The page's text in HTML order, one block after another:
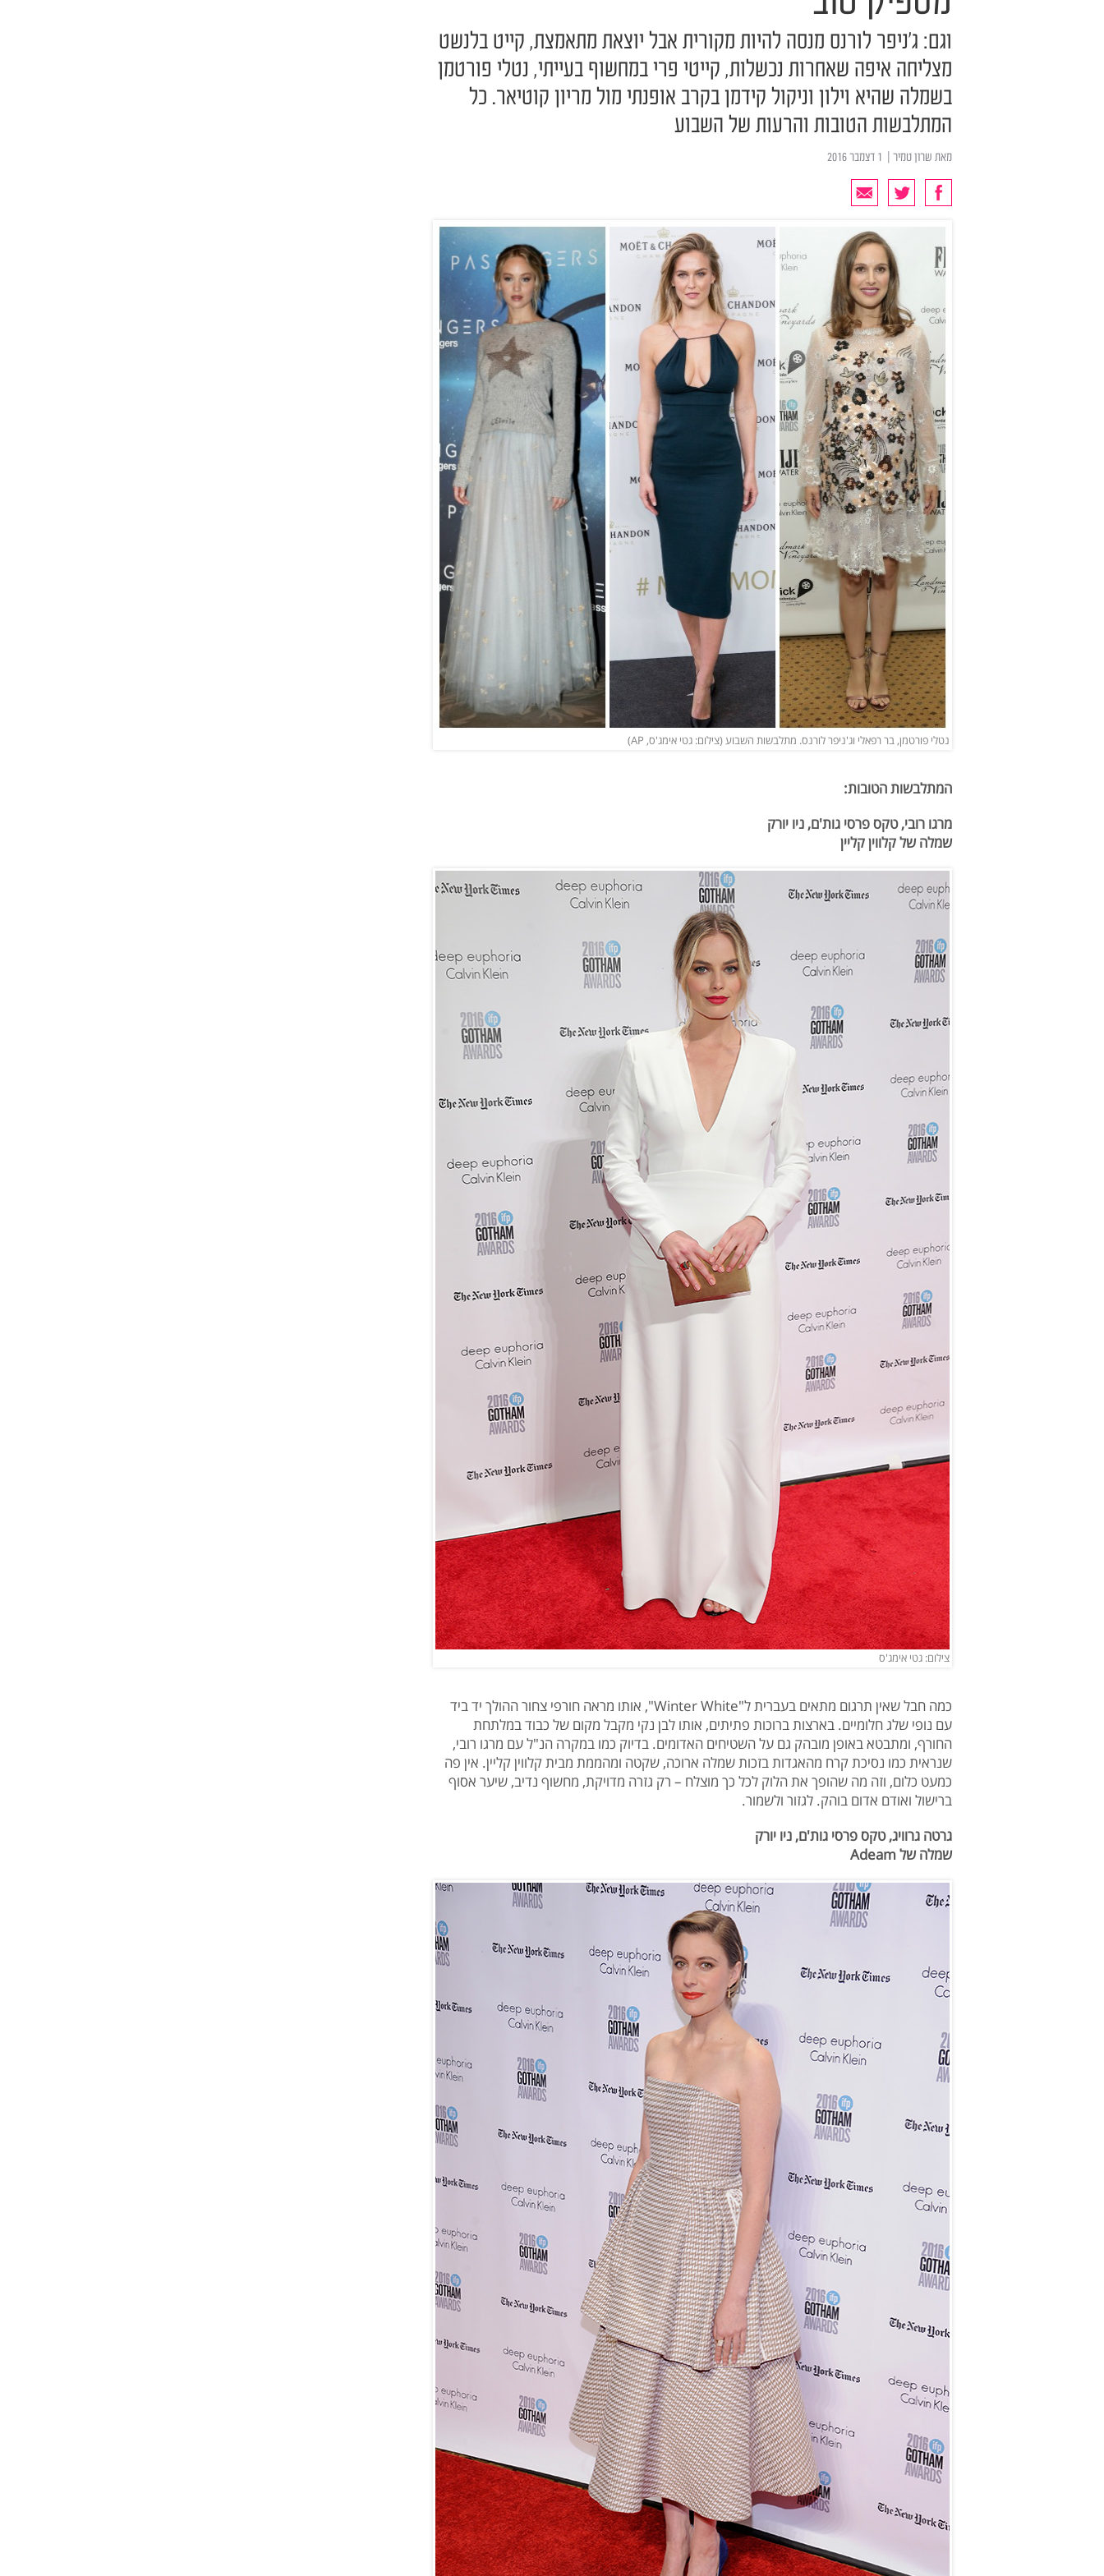
וגם: ג'ניפר לורנס מנסה להיות מקורית אבל יוצאת מתאמצת, קייט בלנשט
מצליחה איפה שאחרות נכשלות, קייטי פרי במחשוף בעייתי, נטלי פורטמן
בשמלה שהיא וילון וניקול קידמן בקרב אופנתי מול מריון קוטיאר. כל
המתלבשות הטובות והרעות של השבוע
מאת שרון טמיר
נטלי פורטמן, בר רפאלי וג'ניפר לורנס. מתלבשות השבוע (צילום: גטי אימג'ס, AP)
המתלבשות הטובות:
מרגו רובי, טקס פרסי גות'ם, ניו יורק
שמלה של קלווין קליין
צילום: גטי אימג'ס
כמה חבל שאין תרגום מתאים בעברית ל"Winter White", אותו מראה חורפי צחור ההולך יד ביד
עם נופי שלג חלומיים. בארצות ברוכות פתיתים, אותו לבן נקי מקבל מקום של כבוד במלתחת
החורף, ומתבטא באופן מובהק גם על השטיחים האדומים. בדיוק כמו במקרה הנ"ל עם מרגו רובי,
שנראית כמו נסיכת קרח מהאגדות בזכות שמלה ארוכה, שקטה ומהממת מבית קלווין קליין. אין פה
כמעט כלום, וזה מה שהופך את הלוק לכל כך מוצלח – רק גזרה מדויקת, מחשוף נדיב, שיער אסוף
ברישול ואודם אדום בוהק. לגזור ולשמור.
גרטה גרוויג, טקס פרסי גות'ם, ניו יורק
שמלה של Adeam